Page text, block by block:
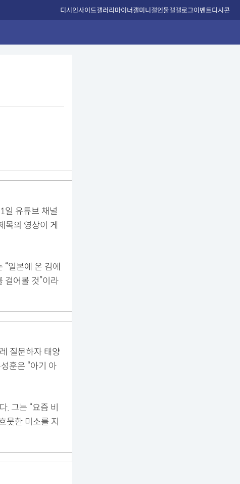
디시인사이드갤러리마이너갤미니갤인물갤갤로그이벤트디시콘
일 유튜브 채널
목의 영상이 게
일본에 온 김에
걸어볼 것”이라
질문하자 태양
훈은 “아기 아
그는 “요즘 비
뭇한 미소를 지